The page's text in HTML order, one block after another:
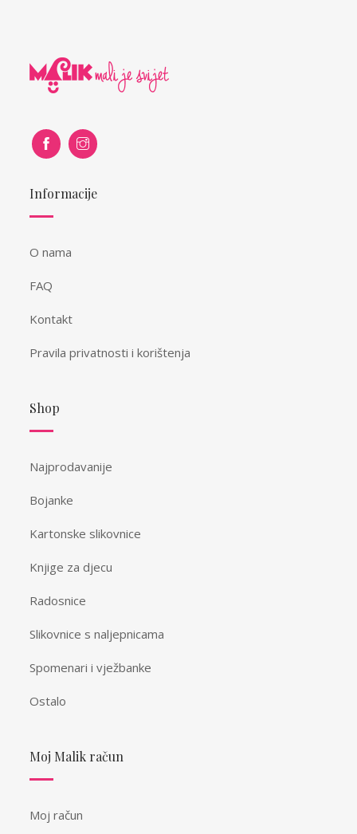
Informacije
O nama
FAQ
Kontakt
Pravila privatnosti i korištenja
Shop
Najprodavanije
Bojanke
Kartonske slikovnice
Knjige za djecu
Radosnice
Slikovnice s naljepnicama
Spomenari i vježbanke
Ostalo
Moj Malik račun
Moj račun